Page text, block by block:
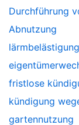
Durchführung
Abnutzung
lärmbelästigung
fristlose
kündigung
gartennutzung